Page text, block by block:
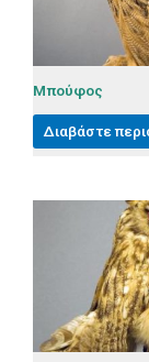
Μπούφος
Διαβάστε